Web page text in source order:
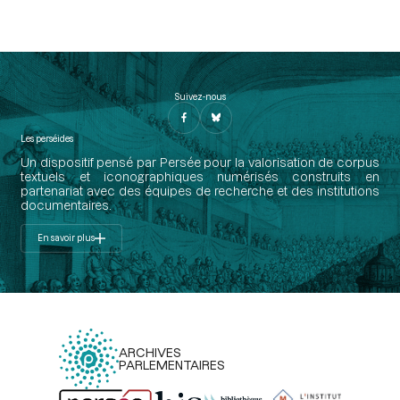
Suivez-nous
Les perséides
Un dispositif pensé par Persée pour la valorisation de corpus
textuels et iconographiques numérisés construits en
partenariat avec des équipes de recherche et des institutions
documentaires.
En savoir plus
ARCHIVES
PARLEMENTAIRES